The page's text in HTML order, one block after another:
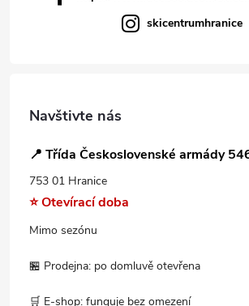
skicentrumhranice
Navštivte nás
📍 Třída Československé armády
753 01 Hranice
⭐ Otevírací doba
Mimo sezónu
🏪 Prodejna: po domluvě otevřena
🛒 E-shop: funguje bez omezení